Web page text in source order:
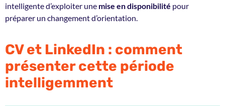
intelligente d’exploiter une mise en disponibilité pour
préparer un changement d’orientation.
CV et LinkedIn : comment
présenter cette période
intelligemment